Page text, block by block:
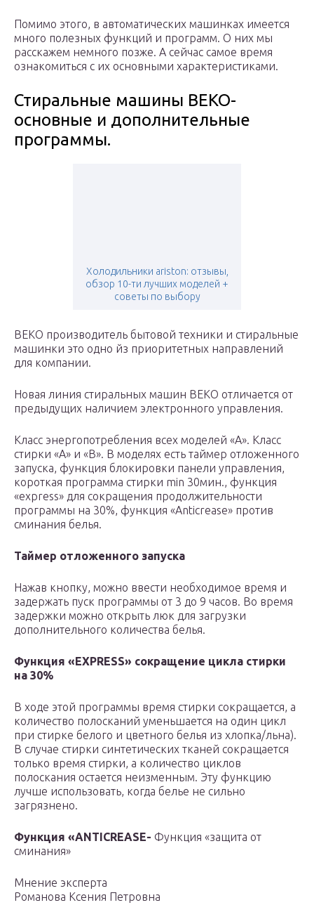
Помимо этого, в автоматических машинках имеется
много полезных функций и программ. О них мы
расскажем немного позже. А сейчас самое время
ознакомиться с их основными характеристиками.
Стиральные машины BEKO-
основные и дополнительные
программы.
Холодильники ariston: отзывы,
обзор 10-ти лучших моделей +
советы по выбору
BEKO производитель бытовой техники и стиральные
машинки это одно йз приоритетных направлений
для компании.
Новая линия стиральных машин BEKO отличается от
предыдущих наличием электронного управления.
Класс энергопотребления всех моделей «А». Класс
стирки «А» и «В». В моделях есть таймер отложенного
запуска, функция блокировки панели управления,
короткая программа стирки min 30мин., функция
«express» для сокращения продолжительности
программы на 30%, функция «Anticrease» против
сминания белья.
Таймер отложенного запуска
Нажав кнопку, можно ввести необходимое время и
задержать пуск программы от 3 до 9 часов. Во время
задержки можно открыть люк для загрузки
дополнительного количества белья.
Функция «EXPRESS» сокращение цикла стирки
на 30%
В ходе этой программы время стирки сокращается, а
количество полосканий уменьшается на один цикл
при стирке белого и цветного белья из хлопка/льна).
В случае стирки синтетических тканей сокращается
только время стирки, а количество циклов
полоскания остается неизменным. Эту функцию
лучше использовать, когда белье не сильно
загрязнено.
Функция «ANTICREASE- Функция «защита от
сминания»
Мнение эксперта
Романова Ксения Петровна